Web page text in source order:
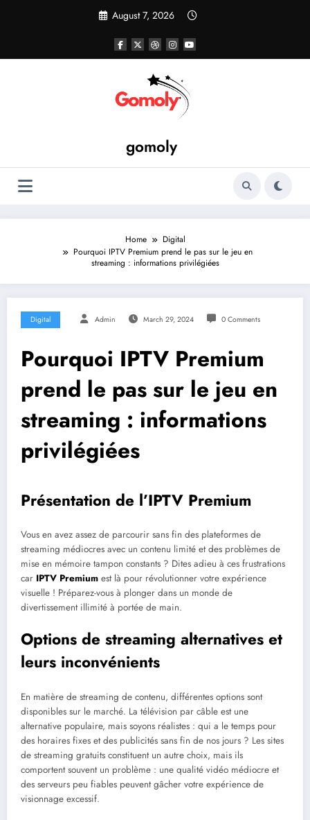
August 7, 2026
gomoly
Home
Digital
Pourquoi IPTV Premium prend le pas sur le jeu en
streaming : informations privilégiées
Digital Admin March 29, 2024 0 Comments
Pourquoi IPTV Premium
prend le pas sur le jeu en
streaming : informations
privilégiées
Présentation de l’IPTV Premium
Vous en avez assez de parcourir sans fin des plateformes de
streaming médiocres avec un contenu limité et des problèmes de
mise en mémoire tampon constants ? Dites adieu à ces frustrations
car IPTV Premium est là pour révolutionner votre expérience
visuelle ! Préparez-vous à plonger dans un monde de
divertissement illimité à portée de main.
Options de streaming alternatives et
leurs inconvénients
En matière de streaming de contenu, différentes options sont
disponibles sur le marché. La télévision par câble est une
alternative populaire, mais soyons réalistes : qui a le temps pour
des horaires fixes et des publicités sans fin de nos jours ? Les sites
de streaming gratuits constituent un autre choix, mais ils
comportent souvent un problème : une qualité vidéo médiocre et
des serveurs peu fiables peuvent gâcher votre expérience de
visionnage excessif.